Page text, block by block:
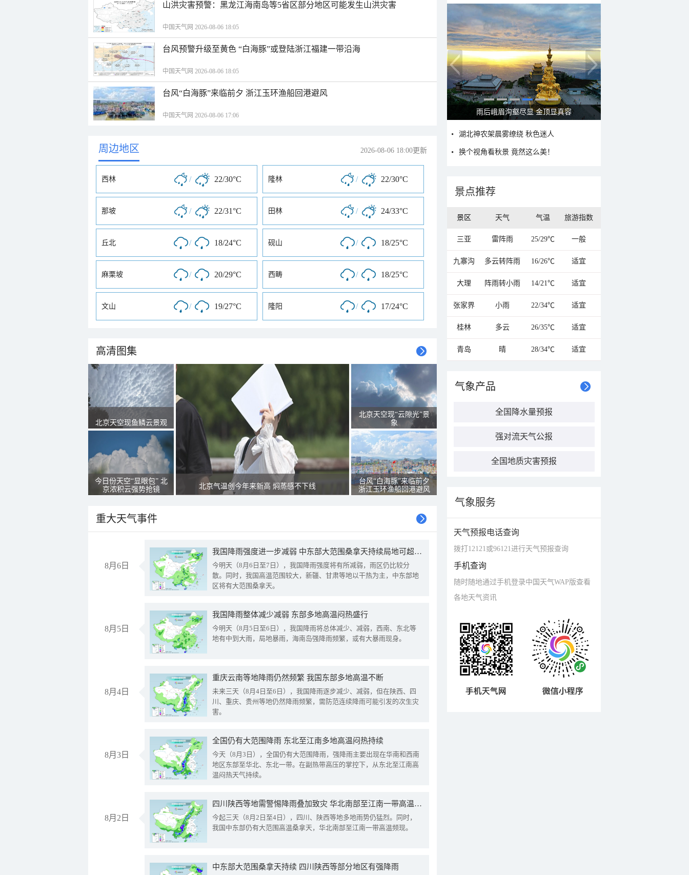
山洪灾害预警：黑龙江海南岛等5省区部分地区可能发生山洪灾害
中国天气网 2026-08-06 18:05
台风预警升级至黄色 “白海豚”或登陆浙江福建一带沿海
中国天气网 2026-08-06 18:05
台风“白海豚”来临前夕 浙江玉环渔船回港避风
中国天气网 2026-08-06 17:06
周边地区 2026-08-06 18:00更新
西林 / 22/30°C 隆林 / 22/30°C
那坡 / 22/31°C 田林 / 24/33°C
丘北 / 18/24°C 砚山 / 18/25°C
麻栗坡 / 20/29°C 西畴 / 18/25°C
文山 / 19/27°C 隆阳 / 17/24°C
高清图集
北京天空现鱼鳞云景观
今日份天空“显眼包” 北
京浓积云强势抢镜
北京气温创今年来新高 焖蒸感不下线
北京天空现“云隙光”景
象
台风“白海豚”来临前夕
浙江玉环渔船回港避风
重大天气事件
8月6日
我国降雨强度进一步减弱 中东部大范围桑拿天持续局地可超38℃
今明天（8月6日至7日），我国降雨强度将有所减弱，雨区仍比较分
散。同时，我国高温范围较大，新疆、甘肃等地以干热为主，中东部地
区将有大范围桑拿天。
8月5日
我国降雨整体减少减弱 东部多地高温闷热盛行
今明天（8月5日至6日），我国降雨将总体减少、减弱，西南、东北等
地有中到大雨，局地暴雨，海南岛强降雨频繁，或有大暴雨现身。
8月4日
重庆云南等地降雨仍然频繁 我国东部多地高温不断
未来三天（8月4日至6日），我国降雨逐步减少、减弱，但在陕西、四
川、重庆、贵州等地仍然降雨频繁，需防范连续降雨可能引发的次生灾
害。
8月3日
全国仍有大范围降雨 东北至江南多地高温闷热持续
今天（8月3日），全国仍有大范围降雨，强降雨主要出现在华南和西南
地区东部至华北、东北一带。在副热带高压的掌控下，从东北至江南高
温闷热天气持续。
8月2日
四川陕西等地需警惕降雨叠加致灾 华北南部至江南一带高温频现
今起三天（8月2日至4日），四川、陕西等地多地雨势仍猛烈。同时，
我国中东部仍有大范围高温桑拿天，华北南部至江南一带高温频现。
中东部大范围桑拿天持续 四川陕西等部分地区有强降雨
雨后峨眉沟壑尽显 金顶显真容
湖北神农架晨雾缭绕 秋色迷人
换个视角看秋景 竟然这么美！
景点推荐
景区 天气 气温 旅游指数
三亚 雷阵雨 25/29℃ 一般
九寨沟 多云转阵雨 16/26℃ 适宜
大理 阵雨转小雨 14/21℃ 适宜
张家界 小雨 22/34℃ 适宜
桂林 多云 26/35℃ 适宜
青岛 晴 28/34℃ 适宜
气象产品
全国降水量预报
强对流天气公报
全国地质灾害预报
气象服务
天气预报电话查询
拨打12121或96121进行天气预报查询
手机查询
随时随地通过手机登录中国天气WAP版查看
各地天气资讯